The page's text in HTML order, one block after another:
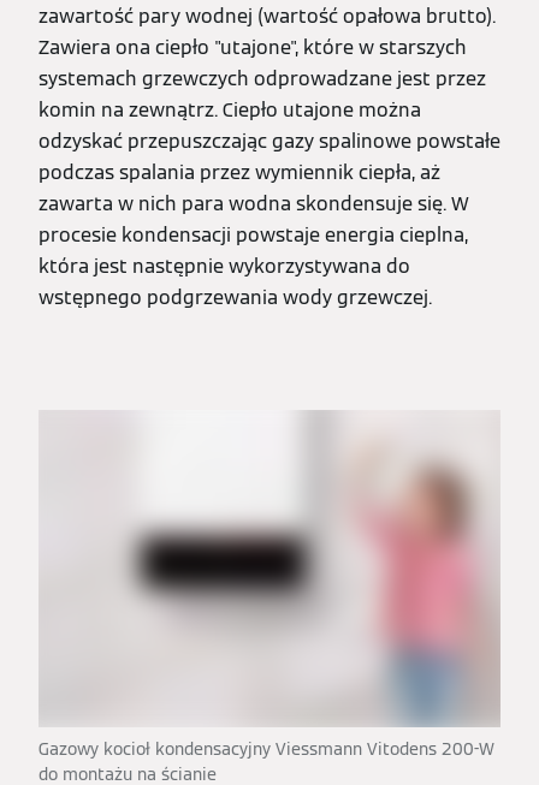
zawartość pary wodnej (wartość opałowa brutto).
Zawiera ona ciepło "utajone", które w starszych
systemach grzewczych odprowadzane jest przez
komin na zewnątrz. Ciepło utajone można
odzyskać przepuszczając gazy spalinowe powstałe
podczas spalania przez wymiennik ciepła, aż
zawarta w nich para wodna skondensuje się. W
procesie kondensacji powstaje energia cieplna,
która jest następnie wykorzystywana do
wstępnego podgrzewania wody grzewczej.
Gazowy kocioł kondensacyjny Viessmann Vitodens 200-W
do montażu na ścianie